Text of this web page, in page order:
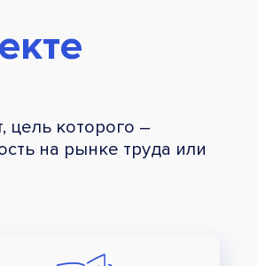
цель которого –
на рынке труда или